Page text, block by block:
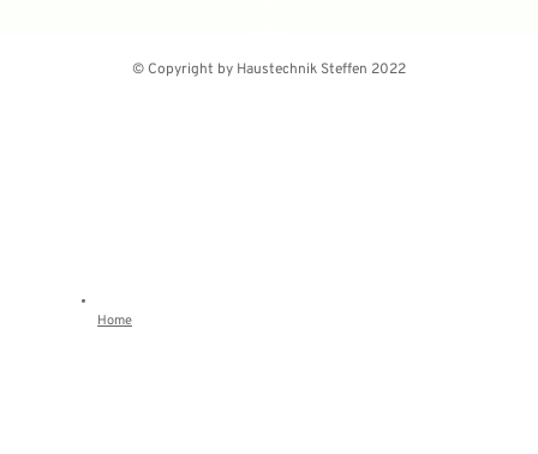
© Copyright by Haustechnik Steffen 2022
Home